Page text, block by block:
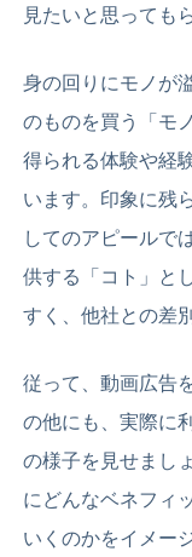
見たいと思っても
身の回りにモノが
のものを買う「モ
得られる体験や経
います。印象に残
してのアピールで
供する「コト」と
すく、他社との差
従って、動画広告
の他にも、実際に
の様子を見せまし
にどんなベネフィ
いくのかをイメー